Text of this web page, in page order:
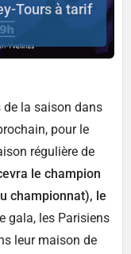
Tours à tarif
de la saison dans
pour le
régulière de
le champion
championnat), le
gala, les Parisiens
leur maison de